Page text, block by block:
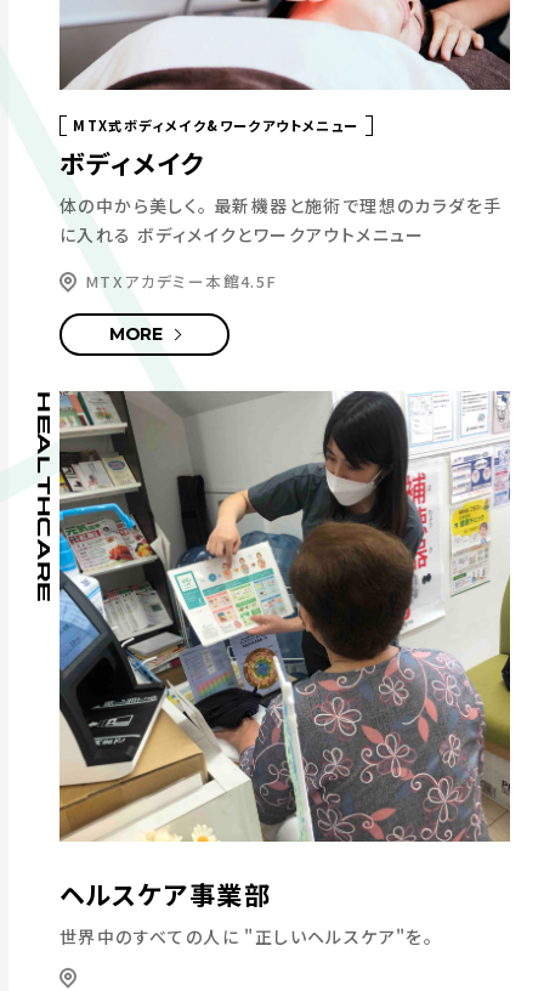
MTX式ボディメイク&ワークアウトメニュー
ボディメイク
体の中から美しく。 最新機器と施術で理想のカラダを手
に入れる ボディメイクとワークアウトメニュー
MTXアカデミー本館4.5F
MORE
HEALTHCARE
ヘルスケア事業部
世界中のすべての人に "正しいヘルスケア"を。